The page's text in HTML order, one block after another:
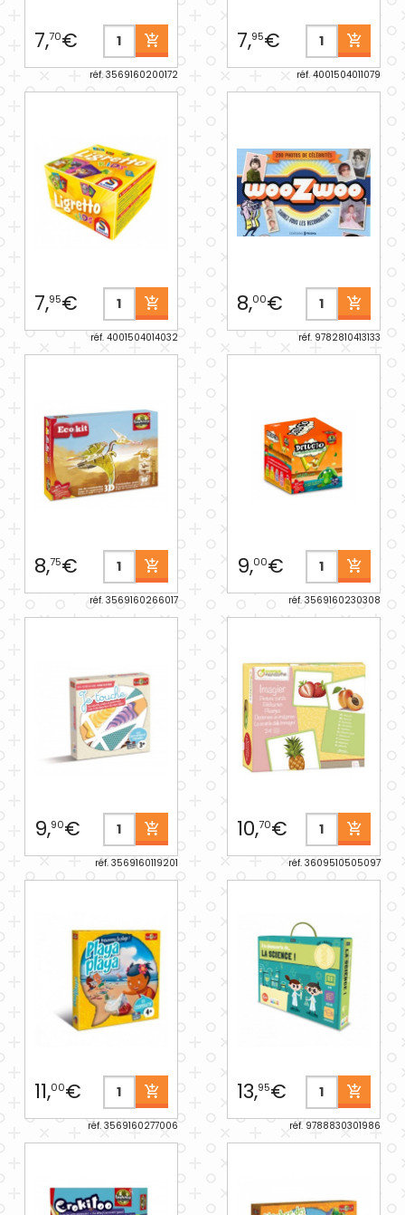
7,70€
réf. 3569160200172
7,95€
réf. 4001504011079
7,95€
réf. 4001504014032
8,00€
réf. 9782810413133
8,75€
réf. 3569160266017
9,00€
réf. 3569160230308
9,90€
réf. 3569160119201
10,70€
réf. 3609510505097
11,00€
réf. 3569160277006
13,95€
réf. 9788830301986